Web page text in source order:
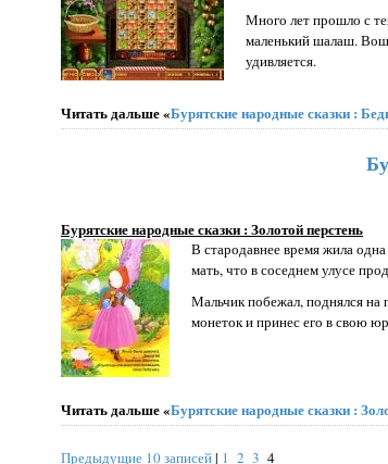
Много лет прошло с
маленький шалаш.
удивляется.
Читать дальше «Бурятские народные сказки :
Бурятские народные сказки : Золотой перстень
В стародавнее время жила
мать, что в соседнем улусе
Мальчик побежал, поднялся на
монеток и принес его в свою
Читать дальше «Бурятские народные сказки :
Предыдущие 10 записей| 1 2 3 4